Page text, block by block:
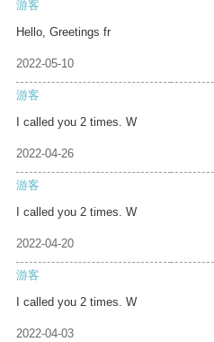
游客
Hello, Greetings fr
2022-05-10
游客
I called you 2 times. W
2022-04-26
游客
I called you 2 times. W
2022-04-20
游客
I called you 2 times. W
2022-04-03